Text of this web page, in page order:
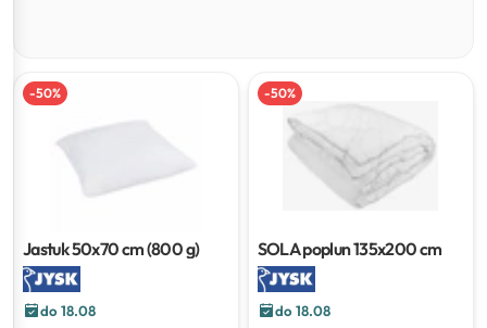
-50%
Jastuk50x70 cm (800 g)
do 18.08
-50%
SOLA poplun135x200 cm
do 18.08